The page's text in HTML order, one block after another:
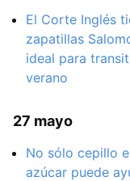
El Corte Inglés
zapatillas
ideal para
verano
27 mayo
No sólo cepillo
azúcar puede